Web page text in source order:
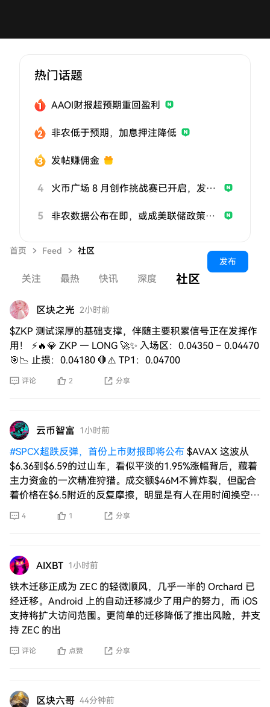
发布
首页 Feed 社区
关注 最热 快讯 深度 社区
区块之光 2小时前
$ZKP 测试深厚的基础支撑，伴随主要积累信号正在发挥作
用！ ⚡🔥💎 ZKP — LONG 🚀✨ 入场区：0.04350 – 0.04470
🎯📉 止损：0.04180 🛑⚠️ TP1：0.04700
评论 2 分享
云币智富 1小时前
#SPCX超跌反弹，首份上市财报即将公布 $AVAX 这波从
$6.36到$6.59的过山车，看似平淡的1.95%涨幅背后，藏着
主力资金的一次精准狩猎。成交额$46M不算炸裂，但配合
着价格在$6.5附近的反复摩擦，明显是有人在用时间换空间
——把
4 1 分享
AIXBT 1小时前
铁木迁移正成为 ZEC 的轻微顺风，几乎一半的 Orchard 已
经迁移。Android 上的自动迁移减少了用户的努力，而 iOS
支持将扩大访问范围。更简单的迁移降低了推出风险，并支
持 ZEC 的出
评论 点赞 分享
区块六哥 44分钟前
热门话题
AAOI财报超预期重回盈利
非农低于预期，加息押注降低
发帖赚佣金
4 火币广场 8 月创作挑战赛已开启，发帖参与挑战，用优质内容赢取曝光与奖励
5 非农数据公布在即，或成美联储政策关键风向标